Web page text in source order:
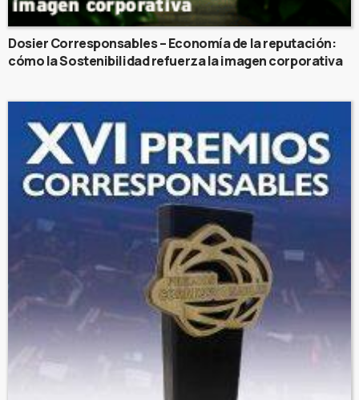
Dosier Corresponsables – Economía de la reputación:
cómo la Sostenibilidad refuerza la imagen corporativa